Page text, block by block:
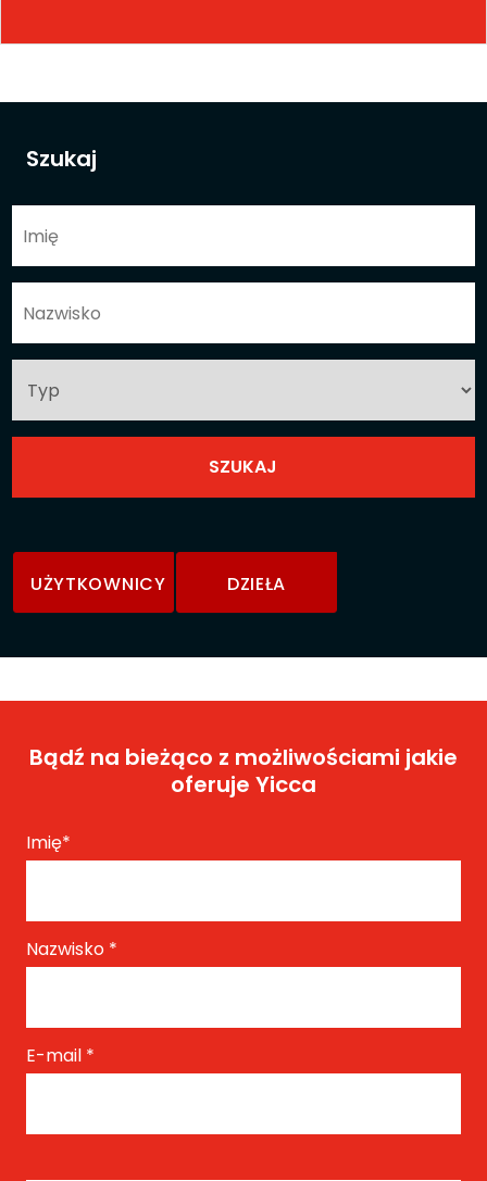
Szukaj
UŻYTKOWNICY DZIEŁA
Bądź na bieżąco z możliwościami jakie
oferuje Yicca
Imię*
Nazwisko *
E-mail *